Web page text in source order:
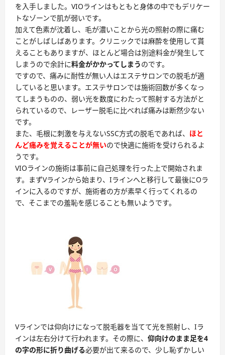
を入手しました。VIOラインはもともと身体の中でもデリケー
トなゾーンで肌が弱いです。
加えて色素が沈着し、毛が濃いことから光の照射の際に痛む
ことがしばしばあります。クリニックでは麻酔を使用して貰
えることもありますが、ほとんど場合は別途料金が発生して
しまうので余計に料金がかかってしまうのです。
ですので、 痛みに耐性が無い人 はエステサロンでの脱毛が適
していると思います。エステサロンでは施術回数が多くなっ
てしまうものの、弱い光を数度にわたって照射する方法がと
られているので、レーザー脱毛に比べれば痛みは断然少ない
です。
また、毛根に刺激を与えないSSC方式の脱毛であれば、 ほと
んど痛みを覚えることが無いので快適に施術を受けられるよ
うです。
VIOラインの施術は事前に自己処理を行った上で開始されま
す。まずVラインから始まり、Iラインへと移行して最後にOラ
インに入るのですが、施術者の方が素早く行ってくれるの
で、そこまでの羞恥を感じることも無いようです。
Vラインでは仰向けになって脱毛器を当てて光を照射し、Iラ
インは左右分けて行われます。その際に、 仰向けのまま足を4
の字の形に折り曲げる必要が出て来るので、少し恥ずかしい